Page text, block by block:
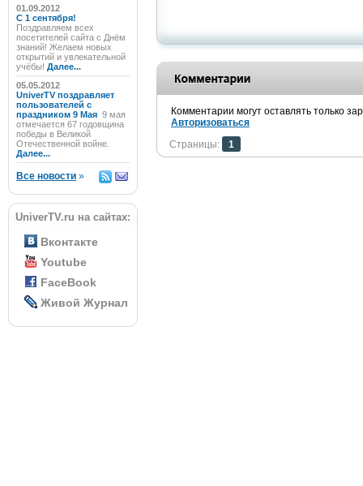
01.09.2012
C 1 сентября!
Поздравляем всех
посетителей сайта с Днём
знаний! Желаем новых
открытий и увлекательной
учёбы! Далее...
05.05.2012
UniverTV поздравляет
пользователей с
праздником 9 Мая 9 мая
отмечается 67 годовщина
победы в Великой
Отечественной войне.
Далее...
Все новости »
UniverTV.ru на сайтах:
Вконтакте
Youtube
FaceBook
Живой Журнал
Комментарии могут оставлять только
Авторизоваться
Страницы:
1